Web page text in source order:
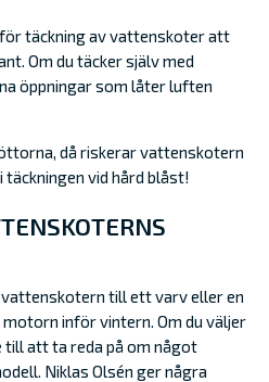
täckning av vattenskoter att
Om du täcker själv med
öppningar som låter luften
då riskerar vattenskotern
vid hård blåst!
vattenskotern till ett varv eller en
inför vintern. Om du väljer
till att ta reda på om något
Niklas Olsén ger några